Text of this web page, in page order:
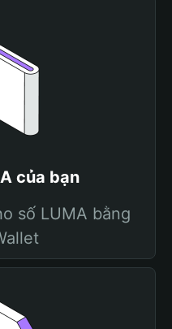
của bạn
số LUMA bằng